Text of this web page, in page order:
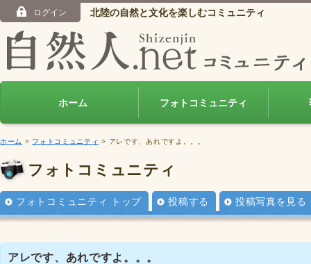
ログイン 北陸の自然と文化を楽しむコミュニティ
ホーム フォトコミュニティ
ホーム > フォトコミュニティ > アレです、あれですよ。。。
フォトコミュニティ
フォトコミュニティ トップ 投稿する 投稿写真を見る
アレです、あれですよ。。。